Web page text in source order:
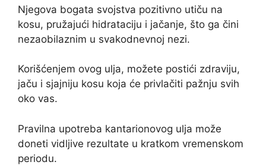
Njegova bogata svojstva pozitivno utiču na
kosu, pružajući hidrataciju i jačanje, što ga čini
nezaobilaznim u svakodnevnoj nezi.
Korišćenjem ovog ulja, možete postići zdraviju,
jaču i sjajniju kosu koja će privlačiti pažnju svih
oko vas.
Pravilna upotreba kantarionovog ulja može
doneti vidljive rezultate u kratkom vremenskom
periodu.